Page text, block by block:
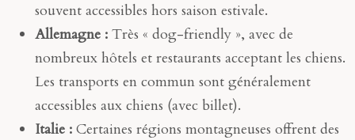
souvent accessibles hors saison estivale.
Allemagne : Très « dog-friendly », avec de
nombreux hôtels et restaurants acceptant les chiens.
Les transports en commun sont généralement
accessibles aux chiens (avec billet).
Italie : Certaines régions montagneuses offrent des